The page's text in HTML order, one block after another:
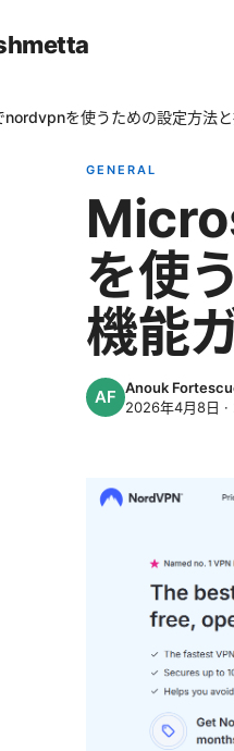
を使うための設定方法と
GENERAL
を使
機能
Anouk
2026年4月8日 ·